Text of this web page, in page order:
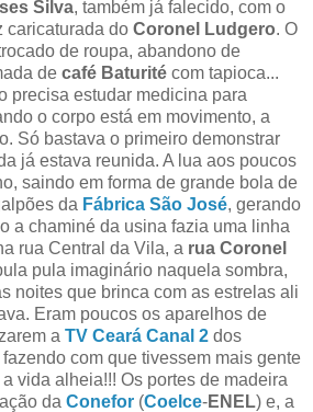
Silva, também já falecido, com o
caricaturada do Coronel Ludgero. O
de roupa, abandono de
de café Baturité com tapioca...
precisa estudar medicina para
o corpo está em movimento, a
Só bastava o primeiro demonstrar
já estava reunida. A lua aos poucos
saindo em forma de grande bola de
da Fábrica São José, gerando
a chaminé da usina fazia uma linha
rua Central da Vila, a rua Coronel
pula imaginário naquela sombra,
noites que brinca com as estrelas ali
Eram poucos os aparelhos de
a TV Ceará Canal 2 dos
fazendo com que tivessem mais gente
vida alheia!!! Os portes de madeira
da Conefor (Coelce-ENEL) e, a